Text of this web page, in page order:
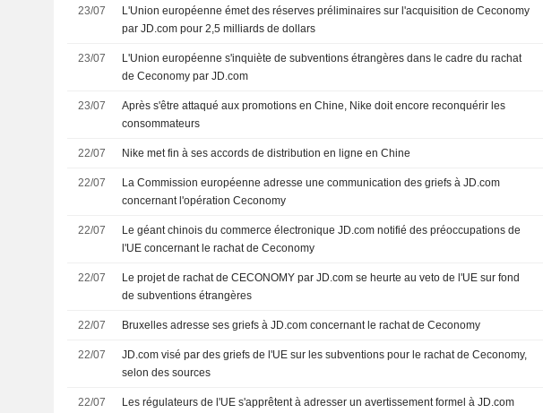
23/07
L'Union européenne émet des réserves préliminaires sur l'acquisition de Ceconomy
par JD.com pour 2,5 milliards de dollars
23/07
L'Union européenne s'inquiète de subventions étrangères dans le cadre du rachat
de Ceconomy par JD.com
23/07
Après s'être attaqué aux promotions en Chine, Nike doit encore reconquérir les
consommateurs
22/07 Nike met fin à ses accords de distribution en ligne en Chine
22/07
La Commission européenne adresse une communication des griefs à JD.com
concernant l'opération Ceconomy
22/07
Le géant chinois du commerce électronique JD.com notifié des préoccupations de
l'UE concernant le rachat de Ceconomy
22/07
Le projet de rachat de CECONOMY par JD.com se heurte au veto de l'UE sur fond
de subventions étrangères
22/07 Bruxelles adresse ses griefs à JD.com concernant le rachat de Ceconomy
22/07
JD.com visé par des griefs de l'UE sur les subventions pour le rachat de Ceconomy,
selon des sources
22/07
Les régulateurs de l'UE s'apprêtent à adresser un avertissement formel à JD.com